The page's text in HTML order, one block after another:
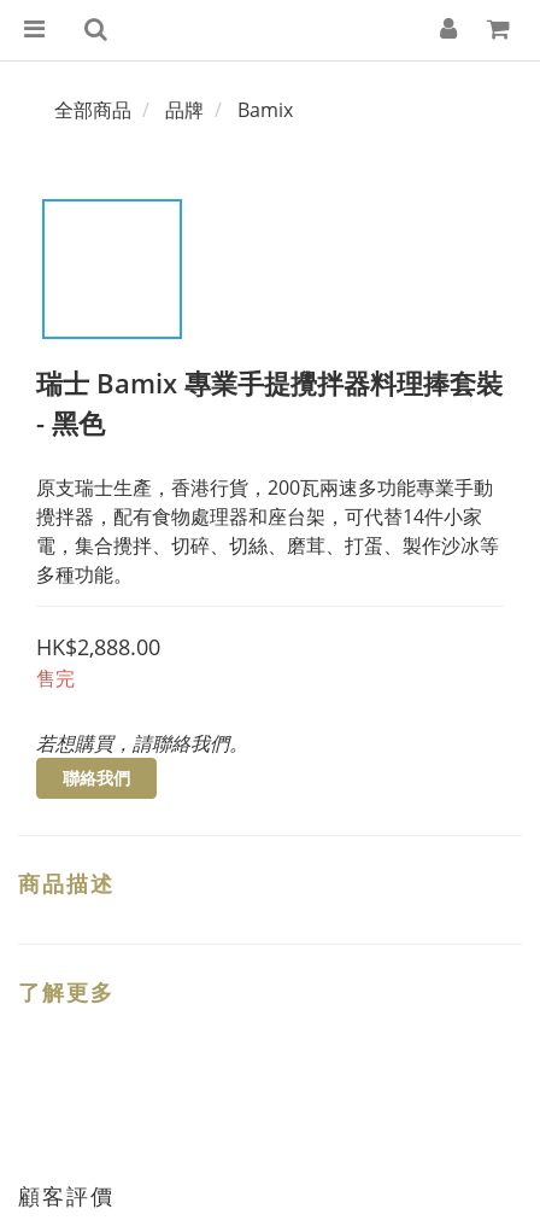
全部商品 品牌 Bamix
瑞士 Bamix 專業手提攪拌器料理捧套裝
- 黑色
原支瑞士生產，香港行貨，200瓦兩速多功能專業手動
攪拌器，配有食物處理器和座台架，可代替14件小家
電，集合攪拌、切碎、切絲、磨茸、打蛋、製作沙冰等
多種功能。
HK$2,888.00
售完
若想購買，請聯絡我們。
聯絡我們
商品描述
了解更多
顧客評價